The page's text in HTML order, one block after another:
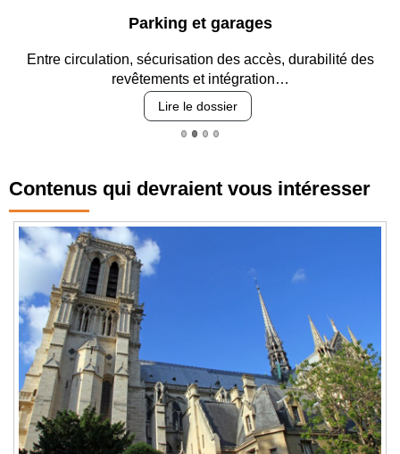
Parking et garages
Entre circulation, sécurisation des accès, durabilité des
revêtements et intégration…
Lire le dossier
Contenus qui devraient vous intéresser